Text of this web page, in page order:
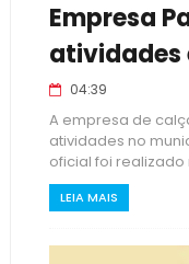
Empresa
atividades
04:39
A empresa de
atividades no
oficial foi
LEIA MAIS